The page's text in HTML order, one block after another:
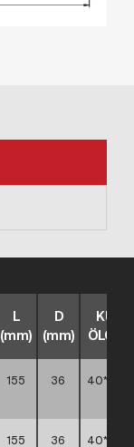
L
(mm)
D
(mm)
KUTU
155 36
155 36